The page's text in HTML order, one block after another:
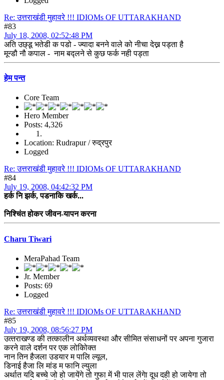
Re: उत्तराखंडी मुहावरे !!! IDIOMs OF UTTARAKHAND
#83
July 18, 2008, 02:52:48 PM
अति उछ्डू भतेडी क पडो - ज्यादा बनने वाले को नीचा देख्न पड्ता है
मून्डौ नौ कपाल - नाम बद्लने से कुछ फर्क नही पड्ता
हेम पन्त
Core Team
Hero Member
Posts: 4,326
Location: Rudrapur / रुद्रपुर
Logged
Re: उत्तराखंडी मुहावरे !!! IDIOMs OF UTTARAKHAND
#84
July 19, 2008, 04:42:32 PM
हर्क नि झर्क, पडनाकि खर्क...
निश्चिंत होकर जीवन-यापन करना
Charu Tiwari
MeraPahad Team
Jr. Member
Posts: 69
Logged
Re: उत्तराखंडी मुहावरे !!! IDIOMs OF UTTARAKHAND
#85
July 19, 2008, 08:56:27 PM
उत्‍तराखण्‍ड की तत्‍कालीन अर्थव्‍यवस्‍था और सीमित संसाधनों पर अपना गुजारा
करने वाले दर्शन पर एक लोकोिक्‍त
नान तिन हैजला उडयार म पालि ल्‍यूल,
डिनाई हैजा लि मांड म फानि ल्‍युला
अर्थात यदि बच्‍चे जो हो जायेंगे तो गुफा में भी पाल लेंगेा दूध दही हो जायेगा तो